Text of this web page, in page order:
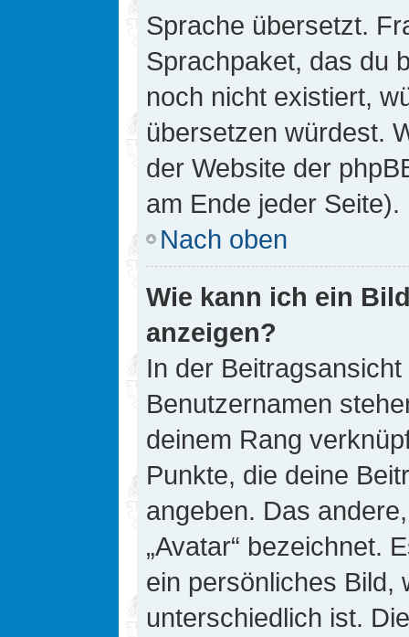
Sprache übersetzt.
Sprachpaket, das du
noch nicht existiert,
übersetzen würdest.
der Website der
am Ende jeder Seite).
Nach oben
Wie kann ich ein
anzeigen?
In der
Benutzernamen
deinem Rang
Punkte, die deine
angeben. Das
„Avatar“ bezeichnet.
ein persönliches Bild,
unterschiedlich ist.